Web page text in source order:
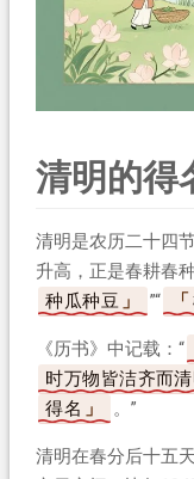
清明的得
清明是农历二十四
升高，正是春耕春
种瓜种豆
”“
《历书》中记载：“
时万物皆洁齐而
得名
。”
清明在春分后十五